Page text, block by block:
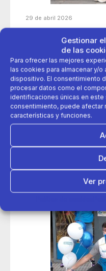
Gestionar
de las
Para ofrecer las mejores
las cookies para almacenar y/
dispositivo. El consentimiento
procesar datos como el
identificaciones únicas en este
consentimiento, puede afectar
características y funciones.
Ver
29 de abril 2026
y refuerza su presencia
apertura